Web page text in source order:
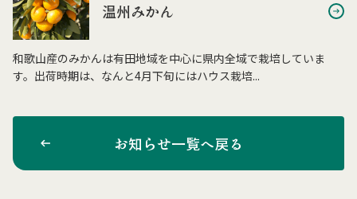
温州みかん
和歌山産のみかんは有田地域を中心に県内全域で栽培していま
す。出荷時期は、なんと4月下旬にはハウス栽培...
お知らせ一覧へ戻る